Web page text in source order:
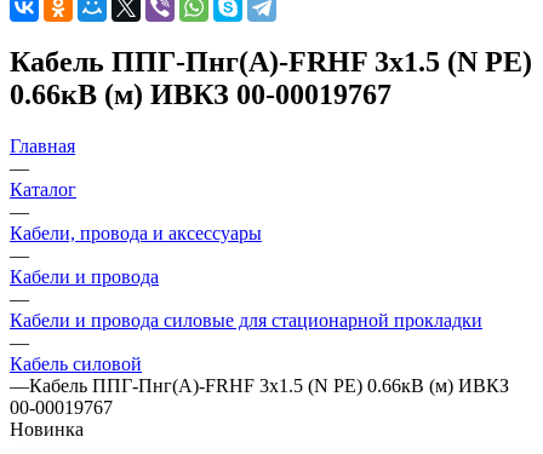
Кабель ППГ-Пнг(А)-FRHF 3х1.5 (N PE)
0.66кВ (м) ИВКЗ 00-00019767
Главная
—
Каталог
—
Кабели, провода и аксессуары
—
Кабели и провода
—
Кабели и провода силовые для стационарной прокладки
—
Кабель силовой
—Кабель ППГ-Пнг(А)-FRHF 3х1.5 (N PE) 0.66кВ (м) ИВКЗ
00-00019767
Новинка